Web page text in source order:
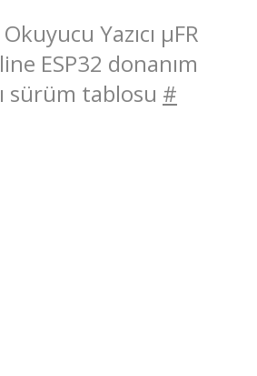
Yazıcı μFR
ESP32 donanım
sürüm tablosu #